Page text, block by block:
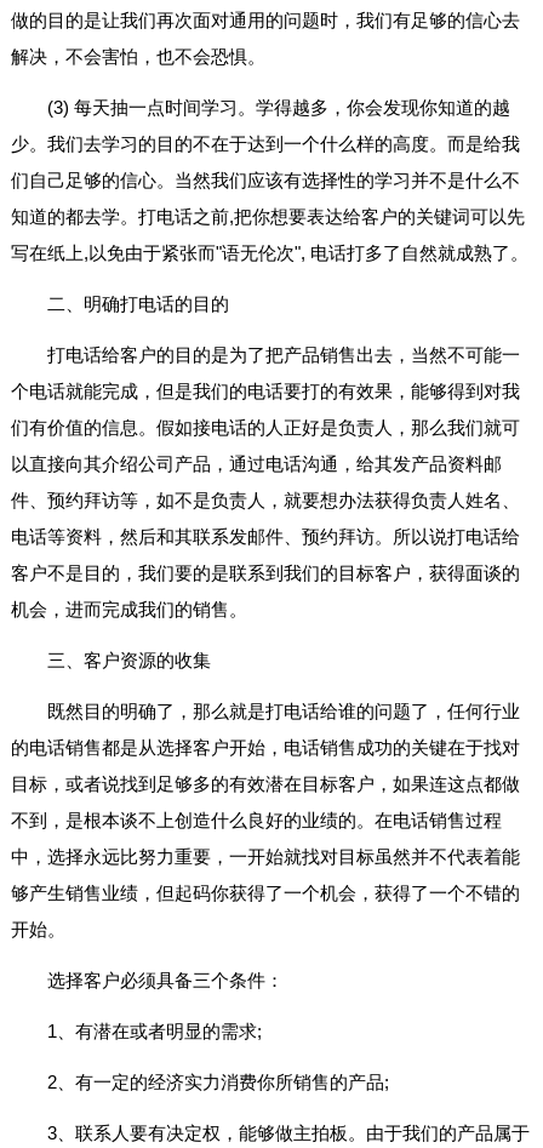
做的目的是让我们再次面对通用的问题时，我们有足够的信心去
解决，不会害怕，也不会恐惧。
(3) 每天抽一点时间学习。学得越多，你会发现你知道的越
少。我们去学习的目的不在于达到一个什么样的高度。而是给我
们自己足够的信心。当然我们应该有选择性的学习并不是什么不
知道的都去学。打电话之前,把你想要表达给客户的关键词可以先
写在纸上,以免由于紧张而"语无伦次", 电话打多了自然就成熟了。
二、明确打电话的目的
打电话给客户的目的是为了把产品销售出去，当然不可能一
个电话就能完成，但是我们的电话要打的有效果，能够得到对我
们有价值的信息。假如接电话的人正好是负责人，那么我们就可
以直接向其介绍公司产品，通过电话沟通，给其发产品资料邮
件、预约拜访等，如不是负责人，就要想办法获得负责人姓名、
电话等资料，然后和其联系发邮件、预约拜访。所以说打电话给
客户不是目的，我们要的是联系到我们的目标客户，获得面谈的
机会，进而完成我们的销售。
三、客户资源的收集
既然目的明确了，那么就是打电话给谁的问题了，任何行业
的电话销售都是从选择客户开始，电话销售成功的关键在于找对
目标，或者说找到足够多的有效潜在目标客户，如果连这点都做
不到，是根本谈不上创造什么良好的业绩的。在电话销售过程
中，选择永远比努力重要，一开始就找对目标虽然并不代表着能
够产生销售业绩，但起码你获得了一个机会，获得了一个不错的
开始。
选择客户必须具备三个条件：
1、有潜在或者明显的需求;
2、有一定的经济实力消费你所销售的产品;
3、联系人要有决定权，能够做主拍板。由于我们的产品属于